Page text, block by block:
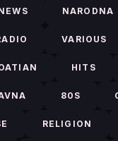
NARODNA
VARIOUS
HITS
80S
RELIGION